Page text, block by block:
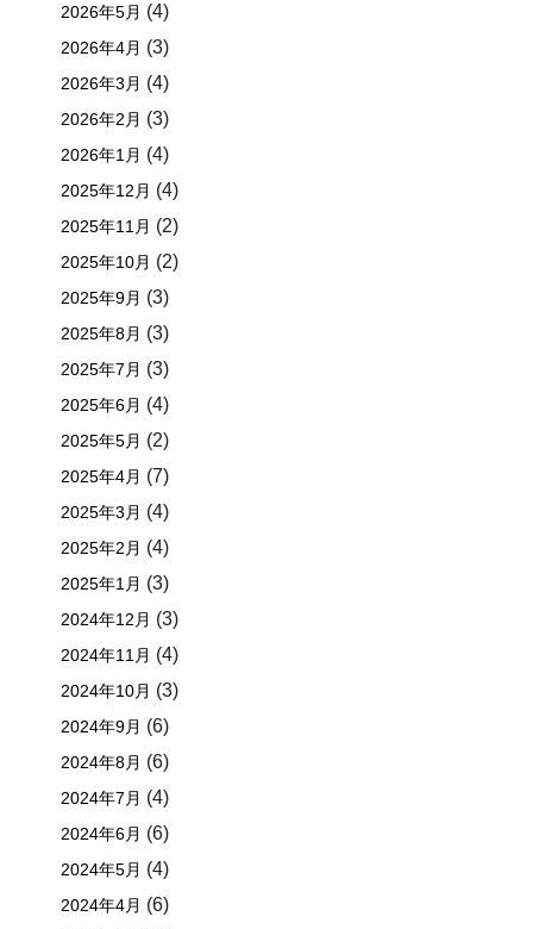
2026年5月 (4)
2026年4月 (3)
2026年3月 (4)
2026年2月 (3)
2026年1月 (4)
2025年12月 (4)
2025年11月 (2)
2025年10月 (2)
2025年9月 (3)
2025年8月 (3)
2025年7月 (3)
2025年6月 (4)
2025年5月 (2)
2025年4月 (7)
2025年3月 (4)
2025年2月 (4)
2025年1月 (3)
2024年12月 (3)
2024年11月 (4)
2024年10月 (3)
2024年9月 (6)
2024年8月 (6)
2024年7月 (4)
2024年6月 (6)
2024年5月 (4)
2024年4月 (6)